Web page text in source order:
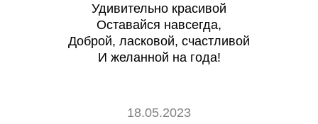
Удивительно красивой
Оставайся навсегда,
Доброй, ласковой, счастливой
И желанной на года!
18.05.2023